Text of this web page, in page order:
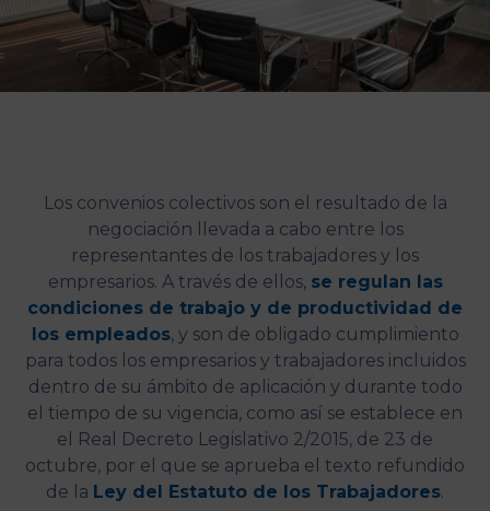
Los convenios colectivos son el resultado de la
negociación llevada a cabo entre los
representantes de los trabajadores y los
empresarios. A través de ellos, se regulan las
condiciones de trabajo y de productividad de
los empleados, y son de obligado cumplimiento
para todos los empresarios y trabajadores incluidos
dentro de su ámbito de aplicación y durante todo
el tiempo de su vigencia, como así se establece en
el Real Decreto Legislativo 2/2015, de 23 de
octubre, por el que se aprueba el texto refundido
de la Ley del Estatuto de los Trabajadores.